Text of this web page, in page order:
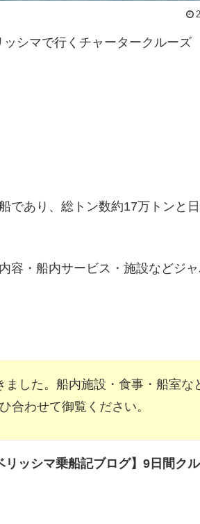
シマで行くチャータークルーズ
であり、総トン数約17万トンと
容・船内サービス・施設などジ
した。船内施設・食事・船室な
合わせて御覧ください。
リッシマ乗船記ブログ】9日間ク